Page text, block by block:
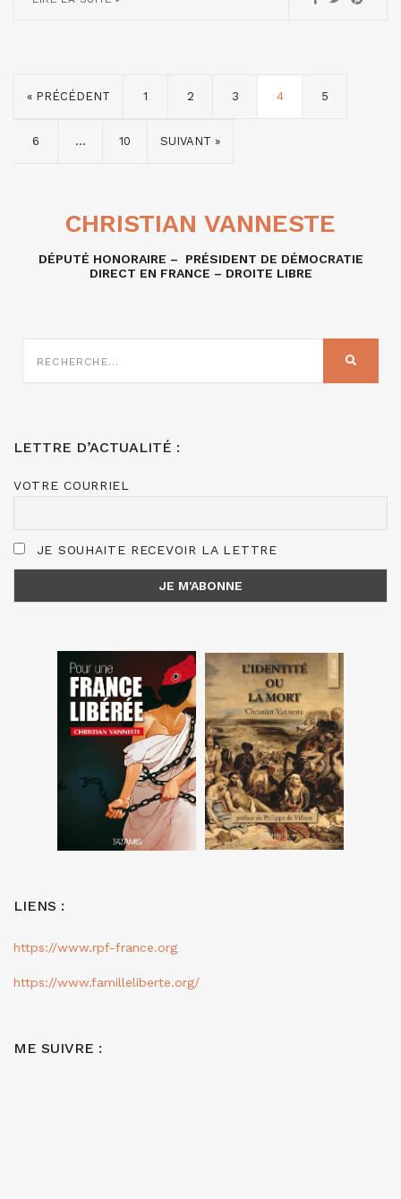
« PRÉCÉDENT 1 2 3 4 5
6 … 10 SUIVANT »
CHRISTIAN VANNESTE
DÉPUTÉ HONORAIRE – PRÉSIDENT DE DÉMOCRATIE
DIRECT EN FRANCE – DROITE LIBRE
SUR
LETTRE D’ACTUALITÉ :
VOTRE COURRIEL
JE SOUHAITE RECEVOIR LA LETTRE
LIENS :
https://www.rpf-france.org
https://www.familleliberte.org/
ME SUIVRE :